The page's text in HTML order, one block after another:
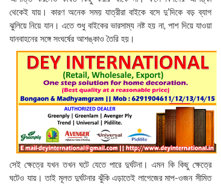
থেকেই যায়। কারণ অনেক সময় যাত্রীরা বাইকে বসে দু’দিকে বড় ব্যাগ
ঝুলিয়ে নিয়ে যান। এতে শুধু বাইকের ভারসাম্য নষ্ট হয় না, পাশ দিয়ে যাওয়া
যানবাহনের সঙ্গে সংঘর্ষের আশঙ্কাও তৈরি হয়।
সেই ক্ষেত্রে যখন তখন ঘটে যেতে পারে দুর্ঘটনা। এমন কি কিছু ক্ষেত্রে
ঘটেও যায়। তাই মূলত দুর্ঘটনার ঝুঁকি এড়াতেই লাগেজের মাপ-ওজন সীমিত